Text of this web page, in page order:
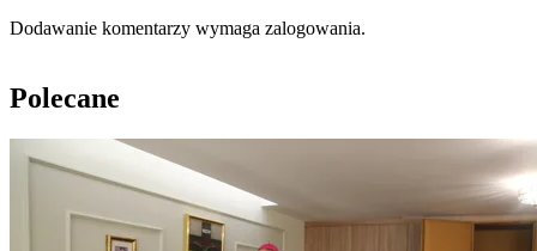
Dodawanie komentarzy wymaga zalogowania.
Polecane